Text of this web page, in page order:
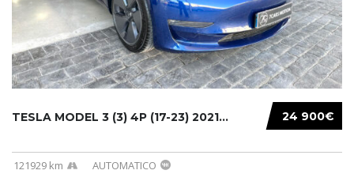
24 900€
TESLA MODEL 3 (3) 4P (17-23) 2021...
121929 km AUTOMATICO